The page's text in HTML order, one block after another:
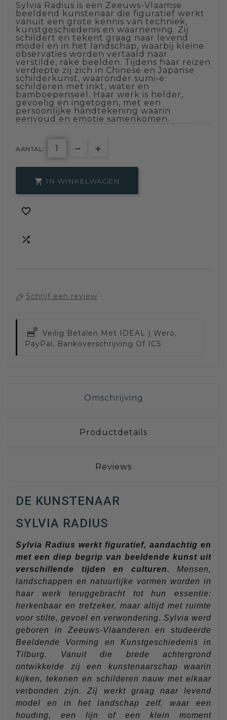
Sylvia Radius is een Zeeuws-Vlaamse
beeldend kunstenaar die figuratief werkt
vanuit een grote kennis van techniek,
kunstgeschiedenis en waarneming. Zij
schildert en tekent graag naar levend
model en in het landschap, waarbij kleine
observaties worden vertaald naar
verstilde, rake beelden. Tijdens haar reizen
verdiepte zij zich in Chinese en Japanse
schilderkunst, waaronder sumi-e:
schilderen met inkt, water en
bamboepenseel. Haar werk is helder,
gevoelig en ingetogen, met een
persoonlijke handtekening waarin
eenvoud en emotie samenkomen.
AANTAL:
 IN WINKELWAGEN


Schrijf een review
Veilig Betalen Met IDEAL | Wero,
PayPal, Bankoverschrijving Of ICS
Omschrijving
Productdetails
Reviews
DE KUNSTENAAR
SYLVIA RADIUS
Sylvia Radius werkt figuratief, aandachtig en
met een diep begrip van beeldende kunst uit
verschillende tijden en culturen. Mensen,
landschappen en natuurlijke vormen worden in
haar werk teruggebracht tot hun essentie:
herkenbaar en trefzeker, maar altijd met ruimte
voor stilte, gevoel en verwondering. Sylvia werd
geboren in Zeeuws-Vlaanderen en studeerde
Beeldende Vorming en Kunstgeschiedenis in
Tilburg. Vanuit die brede achtergrond
ontwikkelde zij een kunstenaarschap waarin
kijken, tekenen en schilderen nauw met elkaar
verbonden zijn. Zij werkt graag naar levend
model en in het landschap zelf, waar een
houding, een lijn of een klein moment